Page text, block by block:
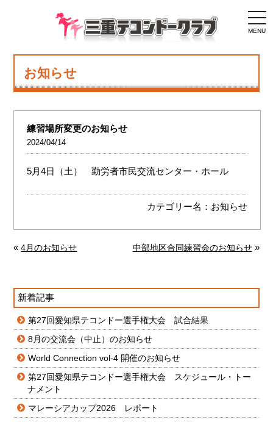
MENU
お知らせ
練習場所変更のお知らせ
2024/04/14
5月 4日（土） 勤労者市民交流センター・ホール
カテゴリー名： お知らせ
«4月のお知らせ 中部地区合同練習会のお知らせ»
新着記事
第27回愛知県テコンドー選手権大会 試合結果
8月の交流会（中止）のお知らせ
World Connection vol-4 開催のお知らせ
第27回愛知県テコンドー選手権大会 スケジュール・トー
ナメント
マレーシアカップ2026 レポート